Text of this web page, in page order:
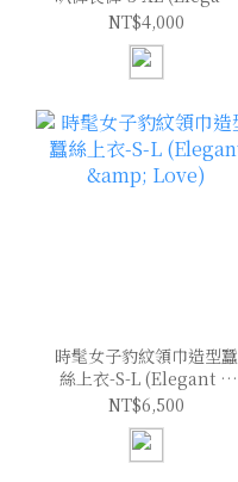
& Love)
NT$4,000
時髦女子豹紋領巾造型蠶
絲上衣-S-L (Elegant &
Love)
NT$6,500